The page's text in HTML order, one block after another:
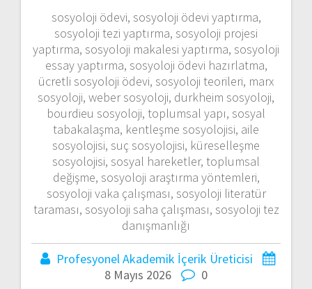
sosyoloji ödevi, sosyoloji ödevi yaptırma,
sosyoloji tezi yaptırma, sosyoloji projesi
yaptırma, sosyoloji makalesi yaptırma, sosyoloji
essay yaptırma, sosyoloji ödevi hazırlatma,
ücretli sosyoloji ödevi, sosyoloji teorileri, marx
sosyoloji, weber sosyoloji, durkheim sosyoloji,
bourdieu sosyoloji, toplumsal yapı, sosyal
tabakalaşma, kentleşme sosyolojisi, aile
sosyolojisi, suç sosyolojisi, küreselleşme
sosyolojisi, sosyal hareketler, toplumsal
değişme, sosyoloji araştırma yöntemleri,
sosyoloji vaka çalışması, sosyoloji literatür
taraması, sosyoloji saha çalışması, sosyoloji tez
danışmanlığı
Profesyonel Akademik İçerik Üreticisi
8 Mayıs 2026
0